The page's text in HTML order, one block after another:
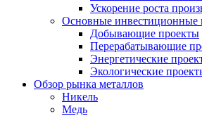
Ускорение роста
Основные инвестиционные
Добывающие проекты
Перерабатывающие
Энергетические
Экологические
Обзор рынка металлов
Никель
Медь